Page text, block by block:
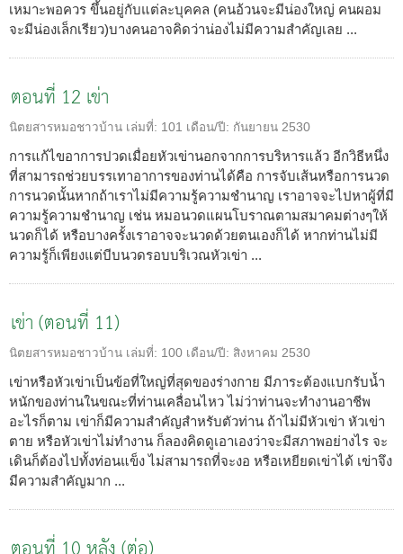
เหมาะพอควร ขึ้นอยู่กับแต่ละบุคคล (คนอ้วนจะมีน่องใหญ่ คนผอม
จะมีน่องเล็กเรียว)บางคนอาจคิดว่าน่องไม่มีความสำคัญเลย ...
ตอนที่ 12 เข่า
นิตยสารหมอชาวบ้าน เล่มที่: 101 เดือน/ปี: กันยายน 2530
การแก้ไขอาการปวดเมื่อยหัวเข่านอกจากการบริหารแล้ว อีกวิธีหนึ่ง
ที่สามารถช่วยบรรเทาอาการของท่านได้คือ การจับเส้นหรือการนวด
การนวดนั้นหากถ้าเราไม่มีความรู้ความชำนาญ เราอาจจะไปหาผู้ที่มี
ความรู้ความชำนาญ เช่น หมอนวดแผนโบราณตามสมาคมต่างๆให้
นวดก็ได้ หรือบางครั้งเราอาจจะนวดด้วยตนเองก็ได้ หากท่านไม่มี
ความรู้ก็เพียงแต่บีบนวดรอบบริเวณหัวเข่า ...
เข่า (ตอนที่ 11)
นิตยสารหมอชาวบ้าน เล่มที่: 100 เดือน/ปี: สิงหาคม 2530
เข่าหรือหัวเข่าเป็นข้อที่ใหญ่ที่สุดของร่างกาย มีภาระต้องแบกรับน้ำ
หนักของท่านในขณะที่ท่านเคลื่อนไหว ไม่ว่าท่านจะทำงานอาชีพ
อะไรก็ตาม เข่าก็มีความสำคัญสำหรับตัวท่าน ถ้าไม่มีหัวเข่า หัวเข่า
ตาย หรือหัวเข่าไม่ทำงาน ก็ลองคิดดูเอาเองว่าจะมีสภาพอย่างไร จะ
เดินก็ต้องไปทั้งท่อนแข็ง ไม่สามารถที่จะงอ หรือเหยียดเข่าได้ เข่าจึง
มีความสำคัญมาก ...